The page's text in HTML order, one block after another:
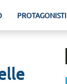
PROTAGONISTI